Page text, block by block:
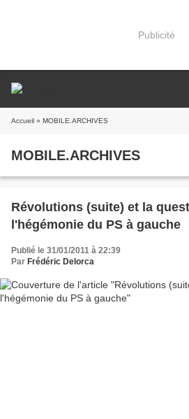
Publicité
Accueil » MOBILE.ARCHIVES
MOBILE.ARCHIVES
Révolutions (suite) et la
l'hégémonie du PS à gauche
Publié le 31/01/2011 à 22:39
Par Frédéric Delorca